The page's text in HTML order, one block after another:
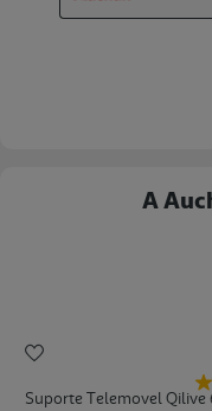
A
Suporte Telemovel